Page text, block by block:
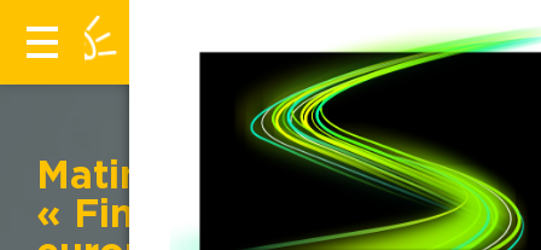
Matinées d'information
« Financements